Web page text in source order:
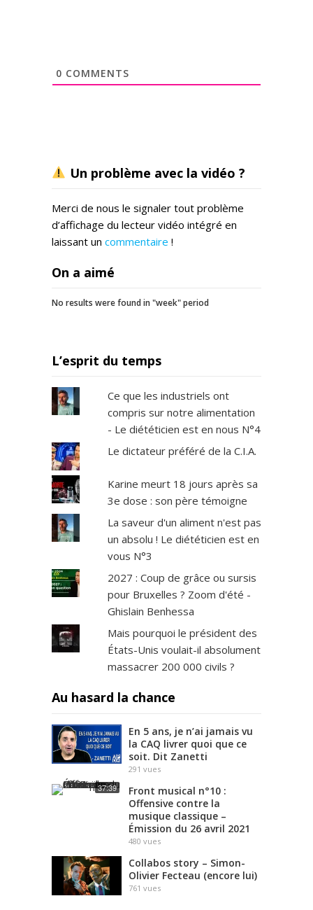
0 COMMENTS
Un problème avec la vidéo ?
Merci de nous le signaler tout problème
d’affichage du lecteur vidéo intégré en
laissant un commentaire !
On a aimé
No results were found in "week" period
L’esprit du temps
Ce que les industriels ont
compris sur notre alimentation
- Le diététicien est en nous N°4
Le dictateur préféré de la C.I.A.
Karine meurt 18 jours après sa
3e dose : son père témoigne
La saveur d'un aliment n'est pas
un absolu ! Le diététicien est en
vous N°3
2027 : Coup de grâce ou sursis
pour Bruxelles ? Zoom d'été -
Ghislain Benhessa
Mais pourquoi le président des
États-Unis voulait-il absolument
massacrer 200 000 civils ?
Au hasard la chance
En 5 ans, je n’ai jamais vu
la CAQ livrer quoi que ce
soit. Dit Zanetti
291 vues
37:39
Front musical n°10 :
Offensive contre la
musique classique –
Émission du 26 avril 2021
480 vues
Collabos story – Simon-
Olivier Fecteau (encore lui)
761 vues